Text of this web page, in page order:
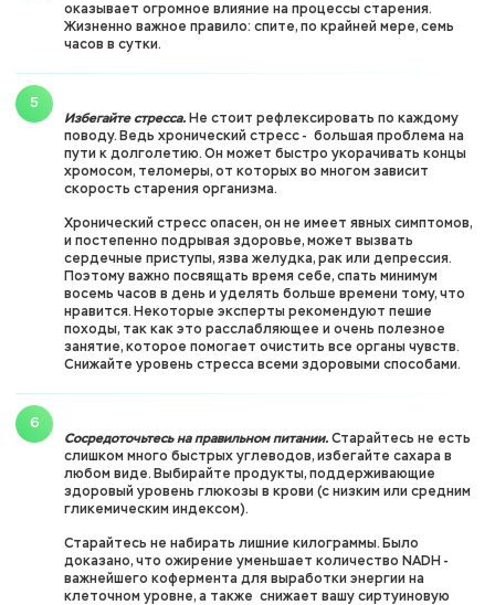
оказывает огромное влияние на процессы старения.
Жизненно важное правило: спите, по крайней мере, семь
часов в сутки.
Избегайте стресса. Не стоит рефлексировать по каждому
поводу. Ведь хронический стресс - большая проблема на
пути к долголетию. Он может быстро укорачивать концы
хромосом, теломеры, от которых во многом зависит
скорость старения организма.
Хронический стресс опасен, он не имеет явных симптомов,
и постепенно подрывая здоровье, может вызвать
сердечные приступы, язва желудка, рак или депрессия.
Поэтому важно посвящать время себе, спать минимум
восемь часов в день и уделять больше времени тому, что
нравится. Некоторые эксперты рекомендуют пешие
походы, так как это расслабляющее и очень полезное
занятие, которое помогает очистить все органы чувств.
Снижайте уровень стресса всеми здоровыми способами.
Сосредоточьтесь на правильном питании. Старайтесь не есть
слишком много быстрых углеводов, избегайте сахара в
любом виде. Выбирайте продукты, поддерживающие
здоровый уровень глюкозы в крови (с низким или средним
гликемическим индексом).
Старайтесь не набирать лишние килограммы. Было
доказано, что ожирение уменьшает количество NADH -
важнейшего кофермента для выработки энергии на
клеточном уровне, а также снижает вашу сиртуиновую